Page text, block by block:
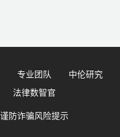
专业团队 中伦研究
法律数智官
谨防诈骗风险提示